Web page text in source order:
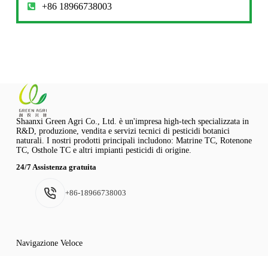
+86 18966738003
Shaanxi Green Agri Co., Ltd. è un'impresa high-tech specializzata in
R&D, produzione, vendita e servizi tecnici di pesticidi botanici
naturali. I nostri prodotti principali includono: Matrine TC, Rotenone
TC, Osthole TC e altri impianti pesticidi di origine.
24/7 Assistenza gratuita
+86-18966738003
Navigazione Veloce